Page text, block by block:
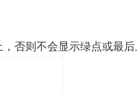
否则不会显示绿点或最